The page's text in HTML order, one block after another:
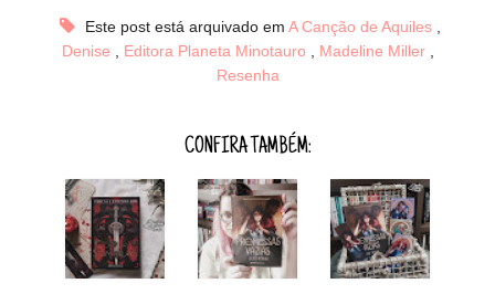
Este post está arquivado em A Canção de Aquiles
Denise
Editora Planeta Minotauro Madeline Miller
Resenha
CONFIRA TAMBÉM: